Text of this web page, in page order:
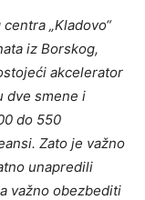
„Kladovo“
iz Borskog,
akcelerator
dve smene i
do 550
Zato je važno
unapredili
važno obezbediti